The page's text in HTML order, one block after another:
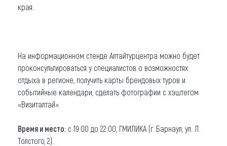
края.
На информационном стенде Алтайтурцентра можно будет
проконсультироваться у специалистов о возможностях
отдыха в регионе, получить карты брендовых туров и
событийные календари, сделать фотографии с хэштегом
«Визиталтай».
Время и место: с 19:00 до 22:00, ГМИЛИКА (г. Барнаул, ул. Л.
Толстого, 2).